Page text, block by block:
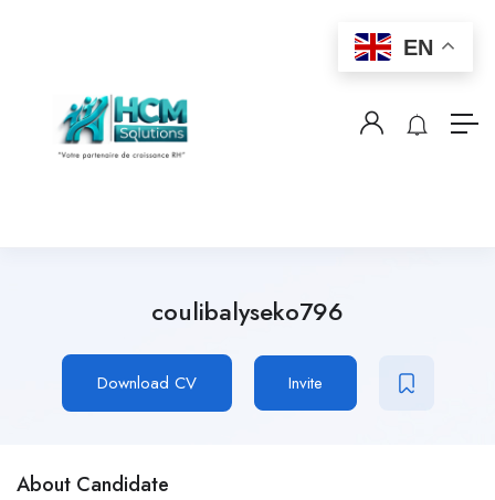
coulibalyseko796
Download CV Invite
About Candidate
EN